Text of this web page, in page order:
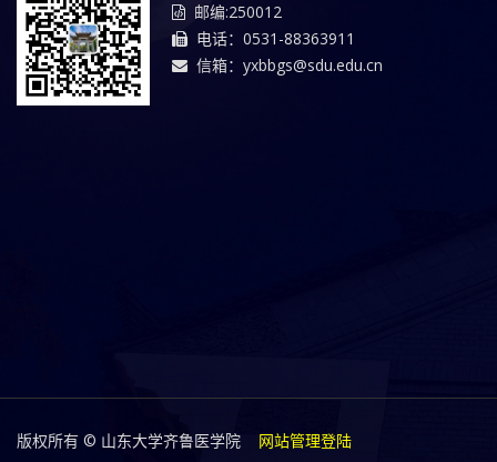
邮编:250012
电话：0531-88363911
信箱：yxbbgs@sdu.edu.cn
版权所有 © 山东大学齐鲁医学院 网站管理登陆